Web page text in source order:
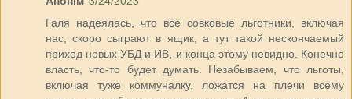
Галя надеялась, что все совковые льготники, включая
нас, скоро сыграют в ящик, а тут такой нескончаемый
приход новых УБД и ИВ, и конца этому невидно. Конечно
власть, что-то будет думать. Незабываем, что льготы,
включая туже коммуналку, ложатся на плечи всему